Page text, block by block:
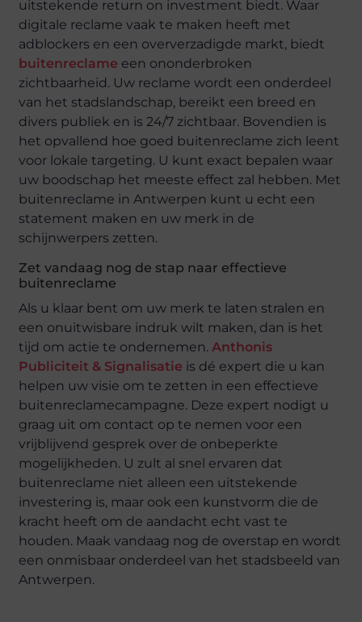
uitstekende return on investment biedt. Waar
digitale reclame vaak te maken heeft met
adblockers en een oververzadigde markt, biedt
buitenreclame een ononderbroken
zichtbaarheid. Uw reclame wordt een onderdeel
van het stadslandschap, bereikt een breed en
divers publiek en is 24/7 zichtbaar. Bovendien is
het opvallend hoe goed buitenreclame zich leent
voor lokale targeting. U kunt exact bepalen waar
uw boodschap het meeste effect zal hebben. Met
buitenreclame in Antwerpen kunt u echt een
statement maken en uw merk in de
schijnwerpers zetten.
Zet vandaag nog de stap naar effectieve
buitenreclame
Als u klaar bent om uw merk te laten stralen en
een onuitwisbare indruk wilt maken, dan is het
tijd om actie te ondernemen.Anthonis
Publiciteit & Signalisatie is dé expert die u kan
helpen uw visie om te zetten in een effectieve
buitenreclamecampagne. Deze expert nodigt u
graag uit om contact op te nemen voor een
vrijblijvend gesprek over de onbeperkte
mogelijkheden. U zult al snel ervaren dat
buitenreclame niet alleen een uitstekende
investering is, maar ook een kunstvorm die de
kracht heeft om de aandacht echt vast te
houden. Maak vandaag nog de overstap en wordt
een onmisbaar onderdeel van het stadsbeeld van
Antwerpen.